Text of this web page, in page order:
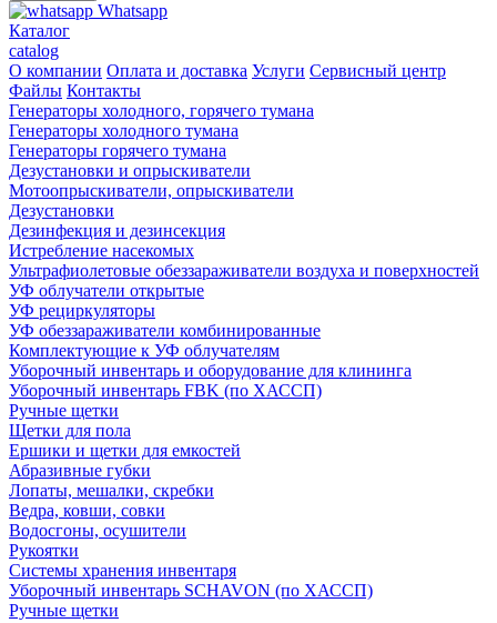
Whatsapp
Каталог
catalog
О компании Оплата и доставка Услуги Сервисный центр
Файлы Контакты
Генераторы холодного, горячего тумана
Генераторы холодного тумана
Генераторы горячего тумана
Дезустановки и опрыскиватели
Мотоопрыскиватели, опрыскиватели
Дезустановки
Дезинфекция и дезинсекция
Истребление насекомых
Ультрафиолетовые обеззараживатели воздуха и поверхностей
УФ облучатели открытые
УФ рециркуляторы
УФ обеззараживатели комбинированные
Комплектующие к УФ облучателям
Уборочный инвентарь и оборудование для клининга
Уборочный инвентарь FBK (по ХАССП)
Ручные щетки
Щетки для пола
Ершики и щетки для емкостей
Абразивные губки
Лопаты, мешалки, скребки
Ведра, ковши, совки
Водосгоны, осушители
Рукоятки
Системы хранения инвентаря
Уборочный инвентарь SCHAVON (по ХАССП)
Ручные щетки